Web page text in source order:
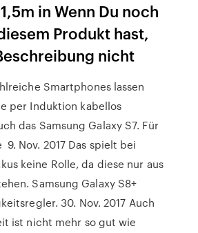
in Wenn Du noch
Produkt hast,
nicht
Smartphones lassen
per Induktion kabellos
das Samsung Galaxy S7. Für
9. Nov. 2017 Das spielt bei
keine Rolle, da diese nur aus
Samsung Galaxy S8+
30. Nov. 2017 Auch
ist nicht mehr so gut wie